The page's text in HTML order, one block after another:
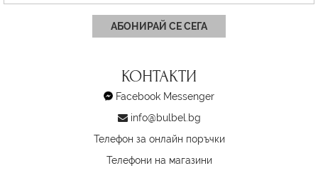
АБОНИРАЙ СЕ СЕГА
КОНТАКТИ
Facebook Messenger
info@bulbel.bg
Телефон за онлайн поръчки
Телефони на магазини